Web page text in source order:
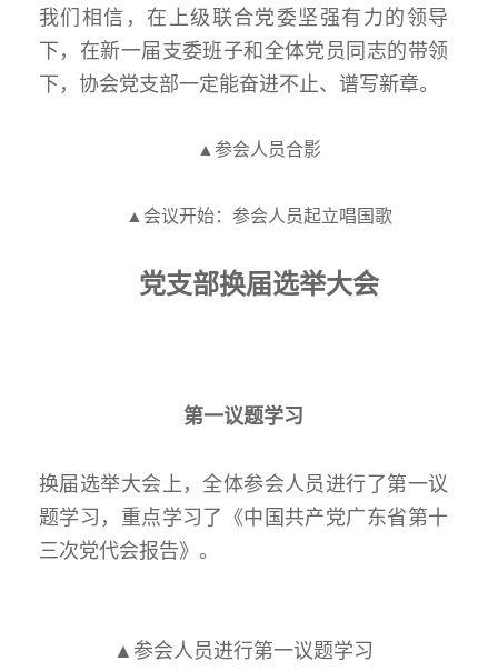
我们相信，在上级联合党委坚强有力的领导
下，在新一届支委班子和全体党员同志的带领
下，协会党支部一定能奋进不止、谱写新章。
▲参会人员合影
▲会议开始：参会人员起立唱国歌
党支部换届选举大会
第一议题学习
换届选举大会上，全体参会人员进行了第一议
题学习，重点学习了《中国共产党广东省第十
三次党代会报告》。
▲参会人员进行第一议题学习